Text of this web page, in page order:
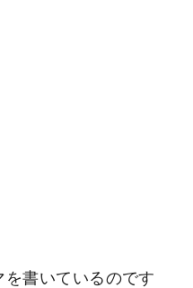
書いているのです